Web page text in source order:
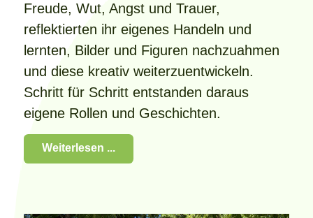
Freude, Wut, Angst und Trauer,
reflektierten ihr eigenes Handeln und
lernten, Bilder und Figuren nachzuahmen
und diese kreativ weiterzuentwickeln.
Schritt für Schritt entstanden daraus
eigene Rollen und Geschichten.
Weiterlesen ...